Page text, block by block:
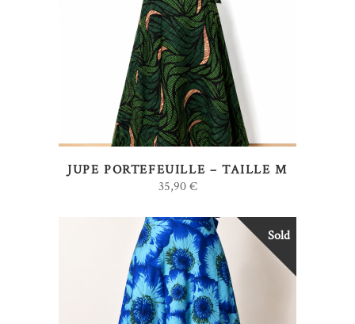
LIRE LA SUITE
JUPE PORTEFEUILLE – TAILLE M
35,90€
Sold